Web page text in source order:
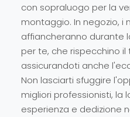
con sopraluogo per la
montaggio. In negozio, i
affiancheranno durante
per te, che rispecchino
assicurandoti anche
Non lasciarti sfuggire
migliori professionisti, la
esperienza e dedizione